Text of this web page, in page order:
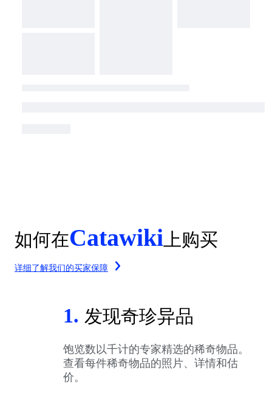
如何在Catawiki 上购买
详细了解我们的买家保障
1. 发现奇珍异品
饱览数以千计的专家精选的稀奇物品。
查看每件稀奇物品的照片、详情和估
价。